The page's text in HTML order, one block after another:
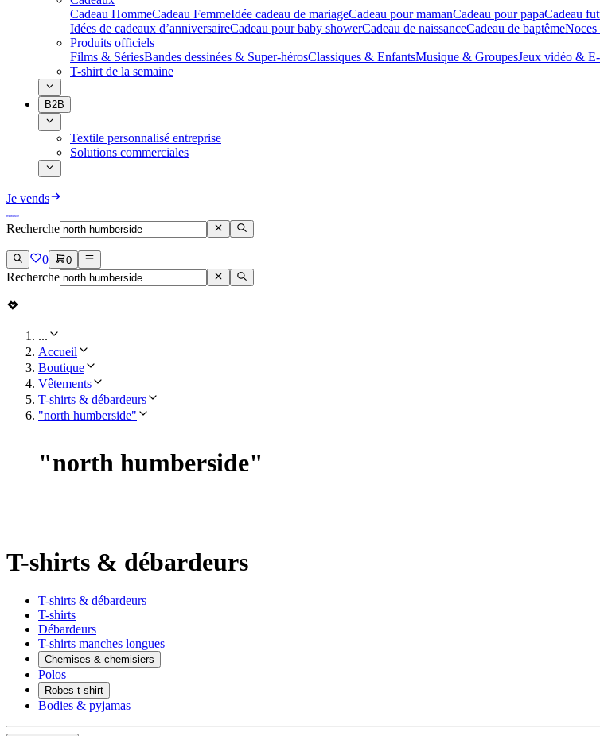
Cadeau HommeCadeau FemmeIdée cadeau de mariage​Cadeau pour mamanCadeau pour papaCadeau
Idées de cadeaux d’anniversaireCadeau pour baby showerCadeau de naissanceCadeau de baptêmeNoces
Produits officiels
Films & SériesBandes dessinées & Super-hérosClassiques & EnfantsMusique & GroupesJeux vidéo &
T-shirt de la semaine
B2B
Textile personnalisé entreprise
Solutions commerciales
Je vends
Recherche
0 0
Recherche
...
Accueil
Boutique
Vêtements
T-shirts & débardeurs
"north humberside"
"north humberside"
T-shirts & débardeurs
T-shirts & débardeurs
T-shirts
Débardeurs
T-shirts manches longues
Chemises & chemisiers
Polos
Robes t-shirt
Bodies & pyjamas